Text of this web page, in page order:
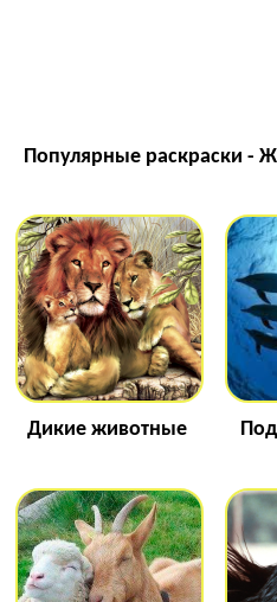
Популярные раскраски -
Дикие животные